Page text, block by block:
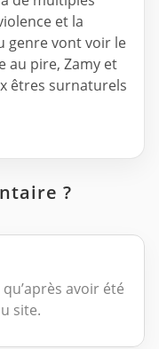
et la
genre vont voir le
au pire, Zamy et
êtres surnaturels
?
avoir été
site.